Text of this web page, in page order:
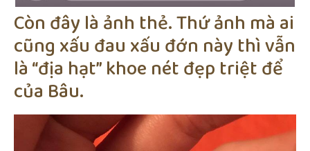
Còn đây là ảnh thẻ. Thứ ảnh mà ai
cũng xấu đau xấu đớn này thì vẫn
là “địa hạt” khoe nét đẹp triệt để
của Bâu.